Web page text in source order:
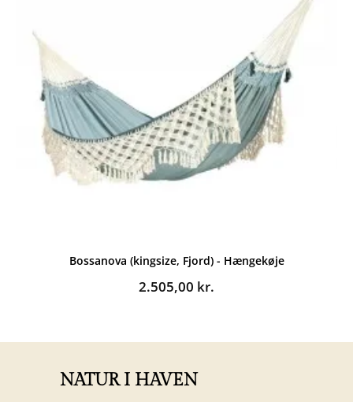
Bossanova (kingsize, Fjord) - Hængekøje
2.505,00 kr.
NATUR I HAVEN